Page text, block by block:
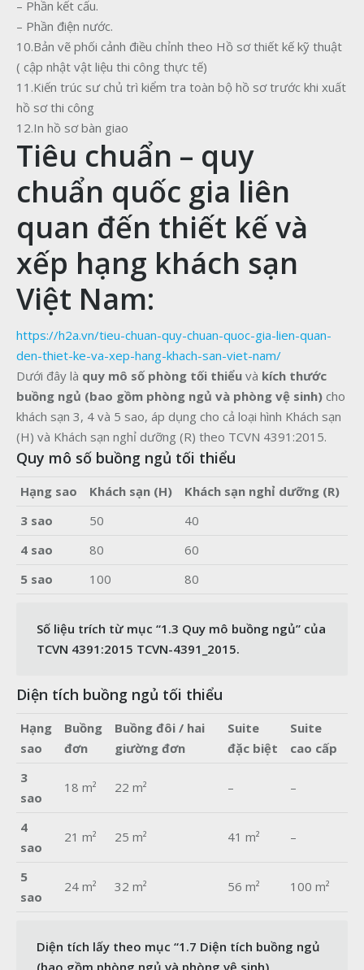
– Phần kết cấu.
– Phần điện nước.
10.Bản vẽ phối cảnh điều chỉnh theo Hồ sơ thiết kế kỹ thuật
( cập nhật vật liệu thi công thực tế)
11.Kiến trúc sư chủ trì kiểm tra toàn bộ hồ sơ trước khi xuất
hồ sơ thi công
12.In hồ sơ bàn giao
Tiêu chuẩn – quy
chuẩn quốc gia liên
quan đến thiết kế và
xếp hạng khách sạn
Việt Nam:
https://h2a.vn/tieu-chuan-quy-chuan-quoc-gia-lien-quan-
den-thiet-ke-va-xep-hang-khach-san-viet-nam/
Dưới đây là quy mô số phòng tối thiểu và kích thước
buồng ngủ (bao gồm phòng ngủ và phòng vệ sinh) cho
khách sạn 3, 4 và 5 sao, áp dụng cho cả loại hình Khách sạn
(H) và Khách sạn nghỉ dưỡng (R) theo TCVN 4391:2015.
Quy mô số buồng ngủ tối thiểu
Hạng sao Khách sạn (H)
Khách sạn nghỉ dưỡng (R)
3 sao
50
40
4 sao
80
60
5 sao
100 80
Số liệu trích từ mục “1.3 Quy mô buồng ngủ” của
TCVN 4391:2015 TCVN-4391_2015.
Diện tích buồng ngủ tối thiểu
Hạng
sao
Buồng
đơn
Buồng đôi / hai
giường đơn
Suite
đặc biệt
Suite
cao cấp
3
sao
18 m² 22 m² – –
4
sao
21 m² 25 m² 41 m² –
5
sao
24 m² 32 m² 56 m² 100 m²
Diện tích lấy theo mục “1.7 Diện tích buồng ngủ
(bao gồm phòng ngủ và phòng vệ sinh)